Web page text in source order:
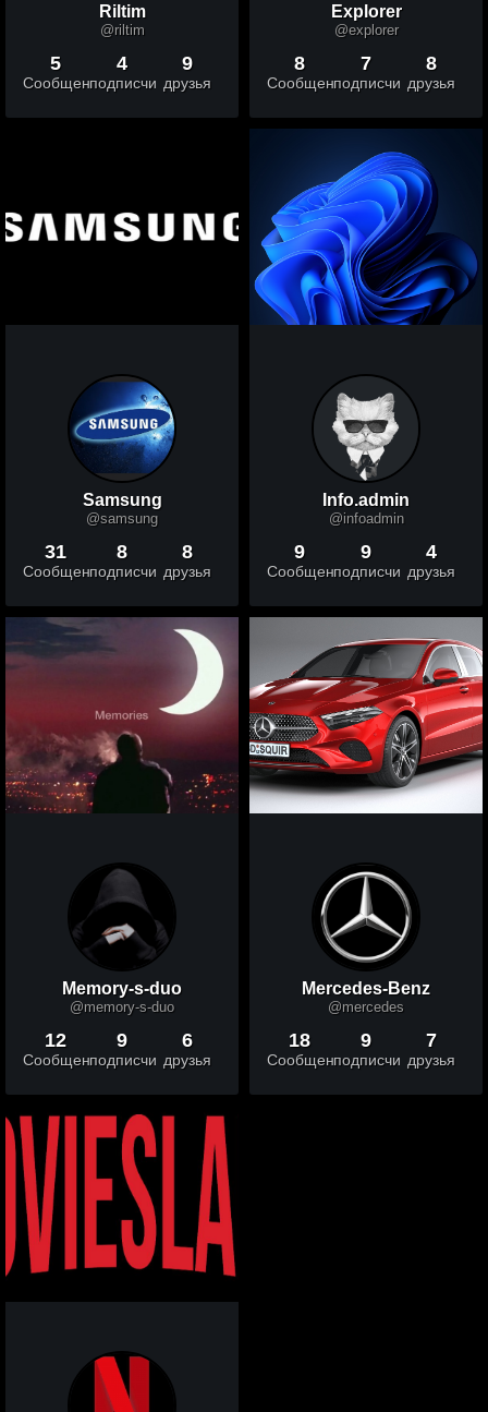
Riltim
@riltim
5
Сообщений
4
подписчики
9
друзья
Explorer
@explorer
8
Сообщений
7
подписчики
8
друзья
Samsung
@samsung
31
Сообщений
8
подписчики
8
друзья
Info.admin
@infoadmin
9
Сообщений
9
подписчики
4
друзья
Memory-s-duo
@memory-s-duo
12
Сообщений
9
подписчики
6
друзья
Mercedes-Benz
@mercedes
18
Сообщений
9
подписчики
7
друзья